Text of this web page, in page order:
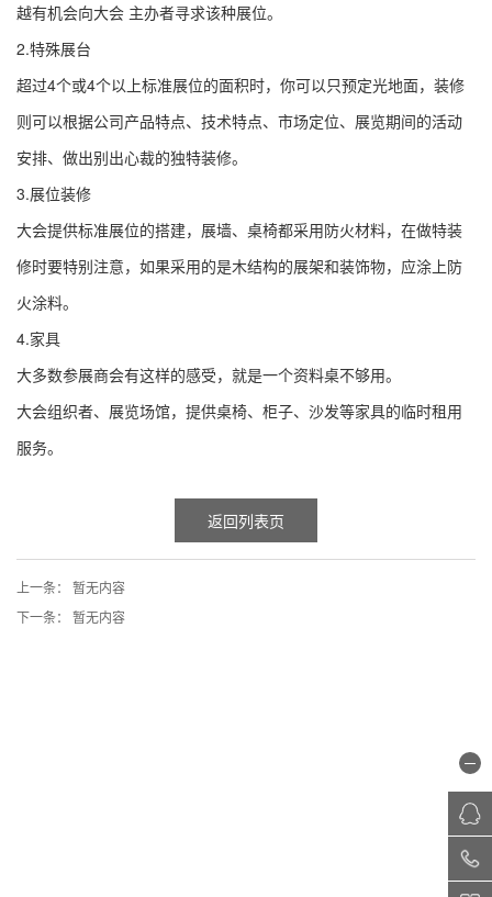
越有机会向大会 主办者寻求该种展位。
2.特殊展台
超过4个或4个以上标准展位的面积时，你可以只预定光地面，装修
则可以根据公司产品特点、技术特点、市场定位、展览期间的活动
安排、做出别出心裁的独特装修。
3.展位装修
大会提供标准展位的搭建，展墙、桌椅都采用防火材料，在做特装
修时要特别注意，如果采用的是木结构的展架和装饰物，应涂上防
火涂料。
4.家具
大多数参展商会有这样的感受，就是一个资料桌不够用。
大会组织者、展览场馆，提供桌椅、柜子、沙发等家具的临时租用
服务。
返回列表页
上一条：
暂无内容
下一条：
暂无内容